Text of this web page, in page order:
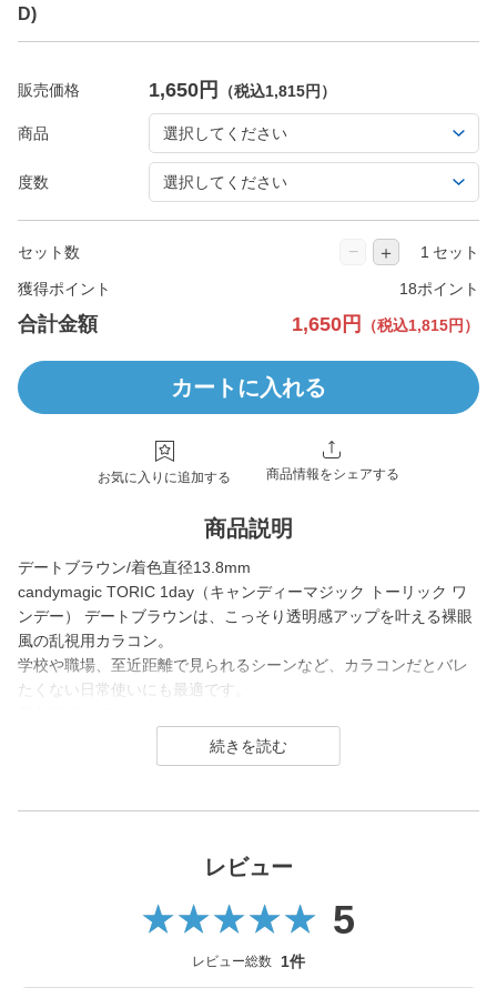
D)
販売価格 1,650円 （税込1,815円）
商品
度数
セット数 − ＋ セット
獲得ポイント 18ポイント
合計金額 1,650円 （税込1,815円）
カートに入れる
お気に入りに追加する 商品情報をシェアする
商品説明
デートブラウン/着色直径13.8mm
candymagic TORIC 1day（キャンディーマジック トーリック ワ
ンデー） デートブラウンは、こっそり透明感アップを叶える裸眼
風の乱視用カラコン。
学校や職場、至近距離で見られるシーンなど、カラコンだとバレ
たくない日常使いにも最適です。
げなく瞳の印象アップをしたい方や大人世代の方にもおすすめで
candy magic 1day（キャンディーマジック ワンデー）は2007年
幅広い世代から愛されるロングセラーコンタクトレンズブラン
レンズ直径(DIA)14.5㎜の大きめレンズで瞳を大きく魅せながら、
レビュー
5
レビュー総数 1件